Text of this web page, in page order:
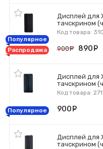
Дисплей для
тачскрином
Код товара:
Популярное
Распродажа
900 890
Дисплей для
тачскрином
Код товара:
Популярное 900
Дисплей для
тачскрином